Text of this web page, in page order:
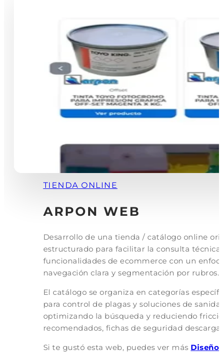
TIENDA ONLINE
ARPON WEB
Desarrollo de una tienda / catálogo online
estructurado para facilitar la consulta
funcionalidades de ecommerce con un
navegación clara y segmentación por rubros.
El catálogo se organiza en categorías
para control de plagas y soluciones de
optimizando la búsqueda y reduciendo
recomendados, fichas de seguridad
Si te gustó esta web, puedes ver más Diseño